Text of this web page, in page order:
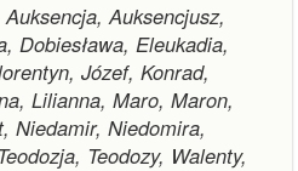
Auksencjusz,
Dobiesława, Eleukadia,
Józef, Konrad,
Lilianna, Maro, Maron,
Niedamir, Niedomira,
Teodozy, Walenty,